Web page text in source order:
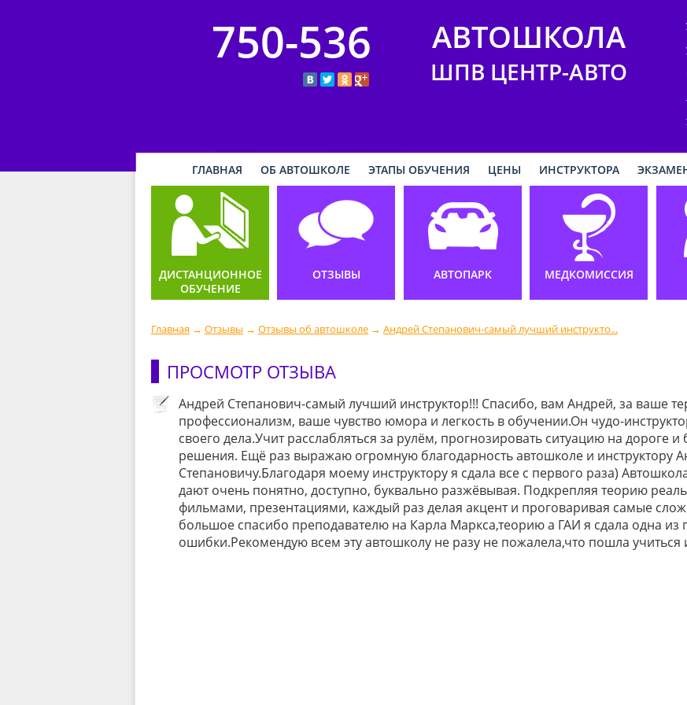
750-536 АВТОШКОЛА
ШПВ ЦЕНТР-АВТО
ГЛАВНАЯ ОБ АВТОШКОЛЕ ЭТАПЫ ОБУЧЕНИЯ ЦЕНЫ ИНСТРУКТОРА
ДИСТАНЦИОННОЕ
ОБУЧЕНИЕ
ОТЗЫВЫ АВТОПАРК МЕДКОМИССИЯ
Главная → Отзывы → Отзывы об автошколе → Андрей Степанович-самый лучший инструкто...
ПРОСМОТР ОТЗЫВА
Андрей Степанович-самый лучший инструктор!!! Спасибо, вам Андрей, за ваше
профессионализм, ваше чувство юмора и легкость в обучении.Он чудо-
своего дела.Учит расслабляться за рулём, прогнозировать ситуацию на дороге
решения. Ещё раз выражаю огромную благодарность автошколе и инструктору
Степановичу.Благодаря моему инструктору я сдала все с первого раза)
дают очень понятно, доступно, буквально разжёвывая. Подкрепляя теорию
фильмами, презентациями, каждый раз делая акцент и проговаривая самые
большое спасибо преподавателю на Карла Маркса,теорию а ГАИ я сдала одна из
ошибки.Рекомендую всем эту автошколу не разу не пожалела,что пошла